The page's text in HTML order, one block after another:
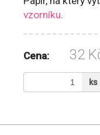
vzorníku.
Cena: 32
ks